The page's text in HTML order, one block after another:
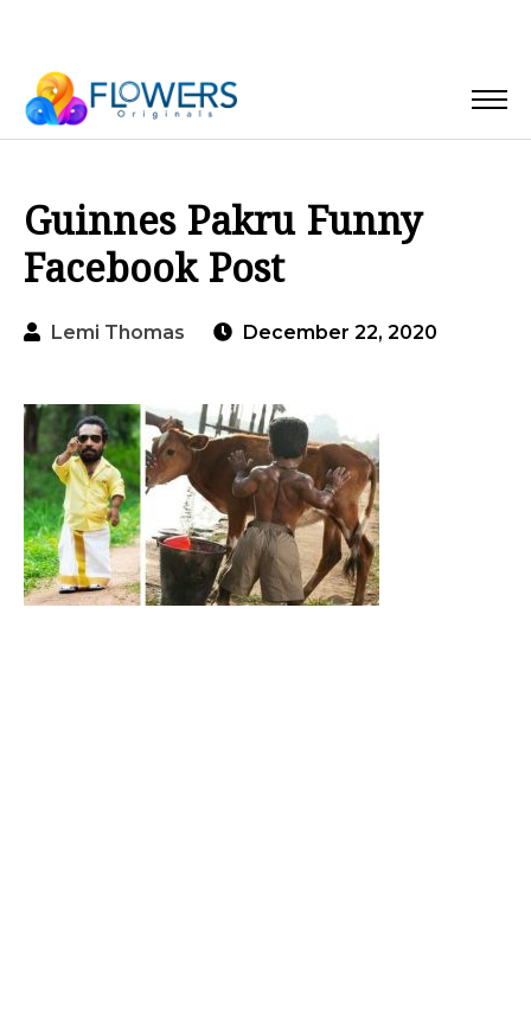
Guinnes Pakru Funny
Facebook Post
Lemi Thomas December 22, 2020